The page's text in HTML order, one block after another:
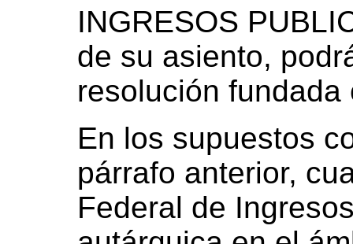
INGRESOS
de su asiento,
resolución
En los supuestos
párrafo anterior,
Federal de